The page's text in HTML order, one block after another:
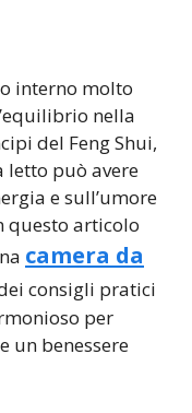
interno molto
nella
del Feng Shui,
letto può avere
e sull’umore
questo articolo
camera da
consigli pratici
per
un benessere